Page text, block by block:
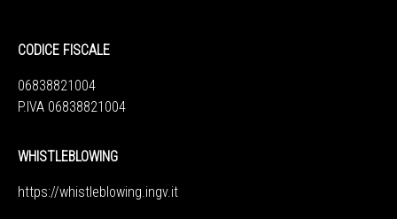
CODICE FISCALE
06838821004
P.IVA 06838821004
WHISTLEBLOWING
https://whistleblowing.ingv. it